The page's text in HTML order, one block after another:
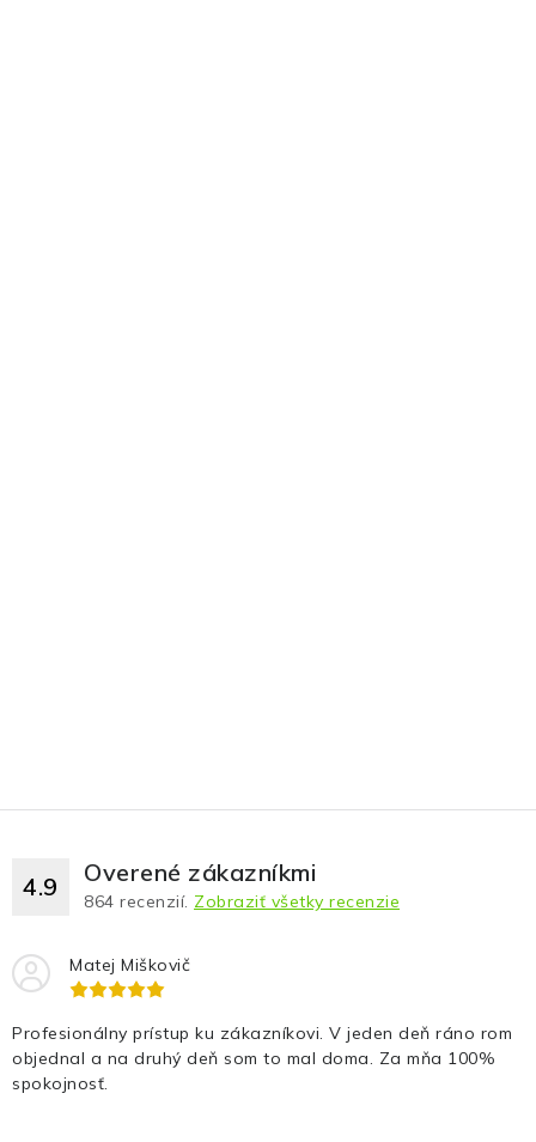
4.9 Overené zákazníkmi
864 recenzií. Zobraziť všetky recenzie
Matej Miškovič
Profesionálny prístup ku zákazníkovi. V jeden deň ráno rom
objednal a na druhý deň som to mal doma. Za mňa 100%
spokojnosť.